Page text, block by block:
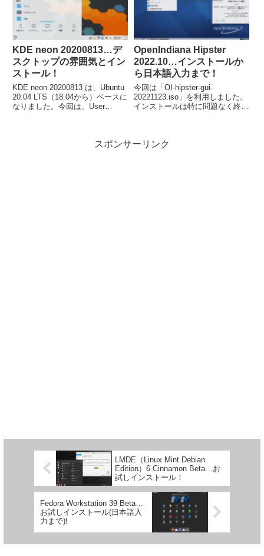
KDE neon 20200813…デ
スクトップの雰囲気とイン
ストール！
KDE neon 20200813 は、Ubuntu
20.04 LTS（18.04から）ベースに
なりました。今回は、User
OpenIndiana Hipster
2022.10…インストールか
ら日本語入力まで！
今回は「OI-hipster-gui-
20221123.iso」を利用しました。
インストールは特に問題なく終了
スポンサーリンク
LMDE（Linux Mint Debian
Edition）6 Cinnamon Beta…お
試しインストール！
Fedora Workstation 39 Beta…
お試しインストール(日本語入
力まで)!